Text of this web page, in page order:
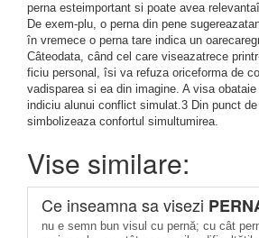
perna esteimportant si poate avea
De exem-plu, o perna din pene
în vremece o perna tare indica un
Câteodata, când cel care viseazatrece
ficiu personal, îsi va refuza oriceforma de
vadisparea si ea din imagine. A visa
indiciu alunui conflict simulat.3 Din punct
simbolizeaza confortul simultumirea.
Vise similare:
Ce inseamna sa visezi
nu e semn bun visul cu pernă; cu cât